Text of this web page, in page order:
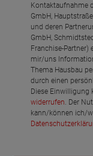
Kontaktaufnahme
GmbH,
und deren
GmbH,
Franchise-
mir/uns
Thema Hausbau
durch einen
Diese
widerrufen. Der
kann/können ich/